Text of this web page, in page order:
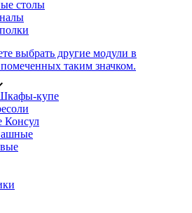
столы
выбрать другие модули в
таким значком.
купе